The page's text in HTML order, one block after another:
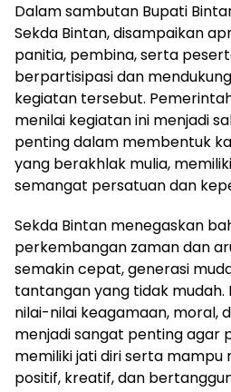
Dalam sambutan Bupati
Sekda Bintan, disampaikan
panitia, pembina, serta
berpartisipasi dan
kegiatan tersebut.
menilai kegiatan ini menjadi
penting dalam membentuk
yang berakhlak mulia,
semangat persatuan dan
Sekda Bintan menegaskan
perkembangan zaman dan
semakin cepat, generasi
tantangan yang tidak mudah.
nilai-nilai keagamaan, moral,
menjadi sangat penting agar
memiliki jati diri serta mampu
positif, kreatif, dan